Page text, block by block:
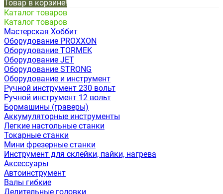
Товар в корзине!
Каталог товаров
Каталог товаров
Мастерская Хоббит
Оборудование PROXXON
Оборудование TORMEK
Оборудование JET
Оборудование STRONG
Оборудование и инструмент
Ручной инструмент 230 вольт
Ручной инструмент 12 вольт
Бормашины (граверы)
Аккумуляторные инструменты
Легкие настольные станки
Токарные станки
Мини фрезерные станки
Инструмент для склейки, пайки, нагрева
Аксессуары
Автоинструмент
Валы гибкие
Делительные головки